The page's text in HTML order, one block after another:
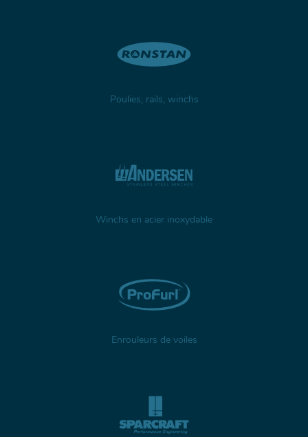
Poulies, rails, winchs
Winchs en acier inoxydable
Enrouleurs de voiles